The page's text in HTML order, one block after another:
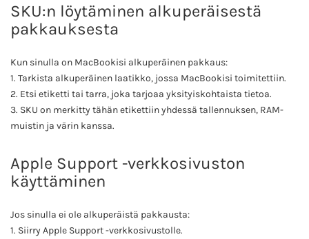
SKU:n löytäminen alkuperäisestä
pakkauksesta
Kun sinulla on MacBookisi alkuperäinen pakkaus:
1. Tarkista alkuperäinen laatikko, jossa MacBookisi toimitettiin.
2. Etsi etiketti tai tarra, joka tarjoaa yksityiskohtaista tietoa.
3. SKU on merkitty tähän etikettiin yhdessä tallennuksen, RAM-
muistin ja värin kanssa.
Apple Support -verkkosivuston
käyttäminen
Jos sinulla ei ole alkuperäistä pakkausta:
1. Siirry Apple Support -verkkosivustolle.